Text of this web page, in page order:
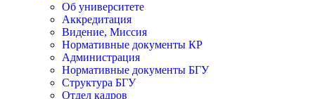
Об университете
Аккредитация
Видение, Миссия
Нормативные документы КР
Администрация
Нормативные документы БГУ
Структура БГУ
Отдел кадров